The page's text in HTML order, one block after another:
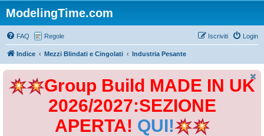
ModelingTime.com
FAQ Regole Login
Iscriviti
Indice Mezzi Blindati e Cingolati Industria Pesante
Group Build MADE IN UK
2026/2027:SEZIONE
APERTA! QUI!